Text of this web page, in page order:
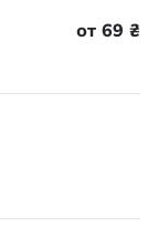
от 69 ₴